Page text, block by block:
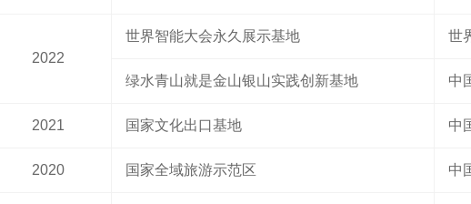
2022
世界智能大会永久展示基地 世
绿水青山就是金山银山实践创新基地 中
2021 国家文化出口基地 中
2020 国家全域旅游示范区 中